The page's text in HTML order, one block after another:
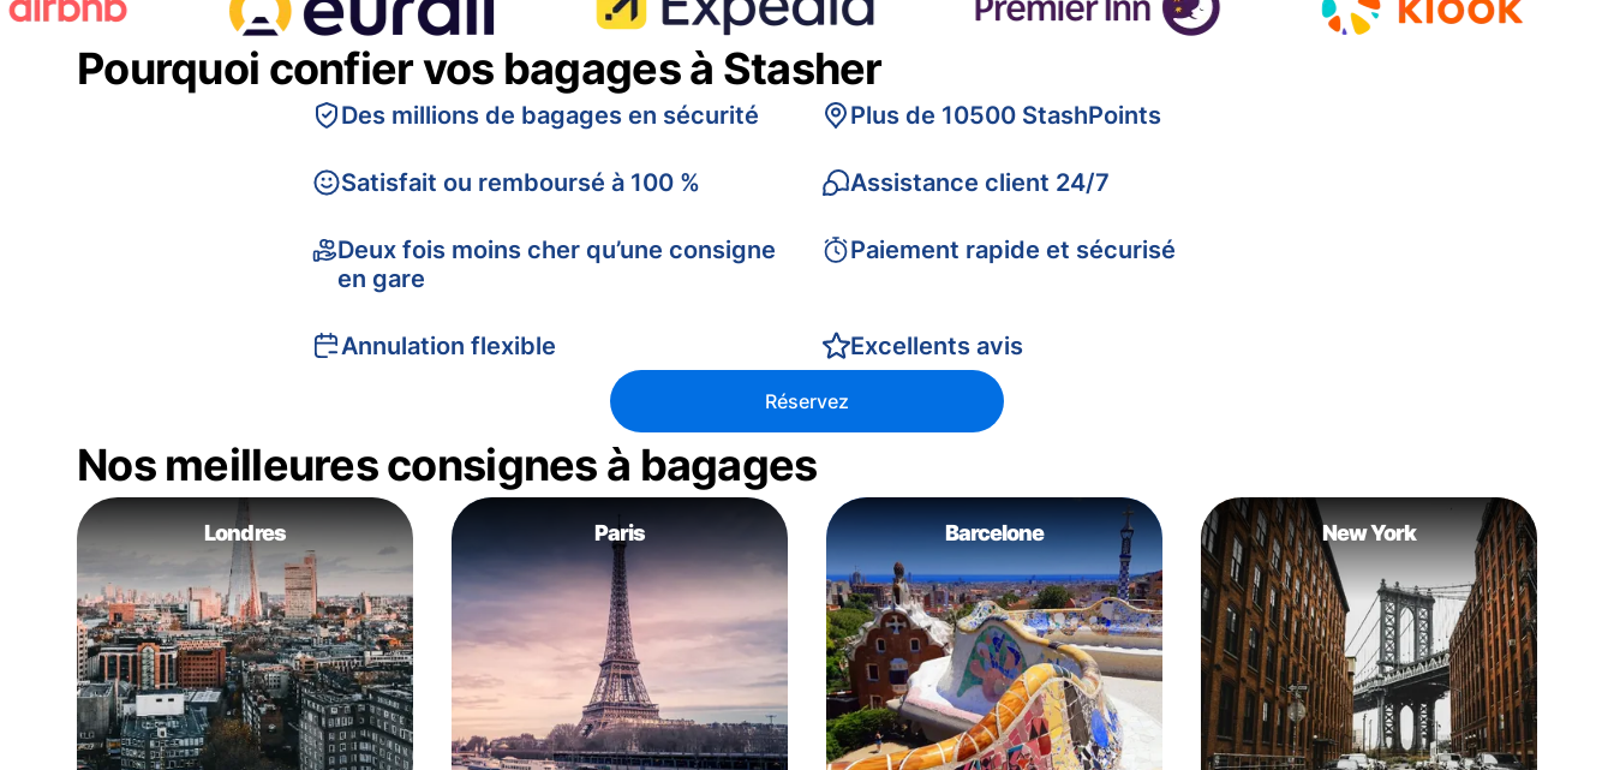
Pourquoi confier vos bagages à Stasher
Des millions de bagages en sécurité
Satisfait ou remboursé à 100 %
Deux fois moins cher qu’une consigne
en gare
Annulation flexible
Plus de 10500 StashPoints
Assistance client 24/7
Paiement rapide et sécurisé
Excellents avis
Réservez
Nos meilleures consignes à bagages
Londres Paris Barcelone New York